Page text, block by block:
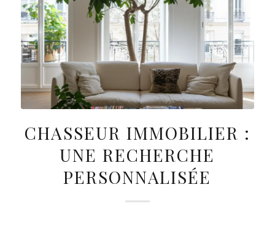
CHASSEUR IMMOBILIER :
UNE RECHERCHE
PERSONNALISÉE